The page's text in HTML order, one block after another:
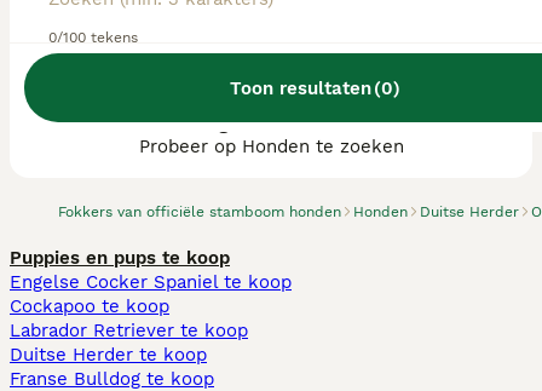
0/100 tekens
Toon resultaten(0)
Fokkers van officiële stamboom honden Honden Duitse Herder
We hebben 0 Duitse Herder fokkers, Losser
gevonden.
Probeer op Honden te zoeken
Puppies en pups te koop
Engelse Cocker Spaniel te koop
Cockapoo te koop
Labrador Retriever te koop
Duitse Herder te koop
Franse Bulldog te koop